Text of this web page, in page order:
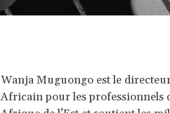
Wanja Muguongo est le
Africain pour les professionnels